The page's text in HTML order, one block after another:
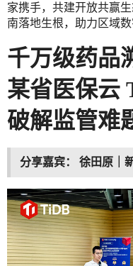
家携手，共建开放共赢
南落地生根，助力区域数
千万级药品
某省医保云
破解监管难
分享嘉宾： 徐田原｜